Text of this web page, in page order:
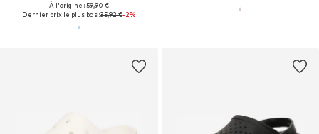
À l'origine : 59,90 €
Dernier prix le plus bas :35,92 €-2%